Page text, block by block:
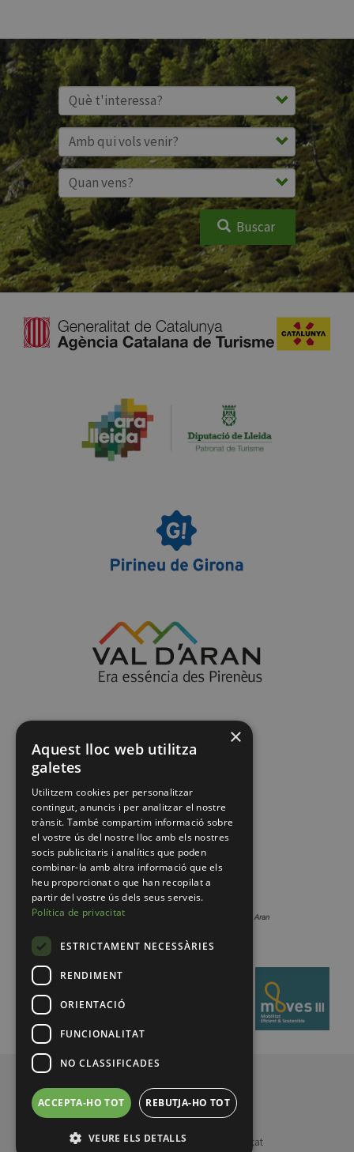
Buscar
Legal notice Política de privacitat
×
Aquest lloc web utilitza
galetes
Utilitzem cookies per personalitzar
contingut, anuncis i per analitzar el nostre
trànsit. També compartim informació sobre
el vostre ús del nostre lloc amb els nostres
socis publicitaris i analítics que poden
combinar-la amb altra informació que els
heu proporcionat o que han recopilat a
partir del vostre ús dels seus serveis.
Política de privacitat
ESTRICTAMENT NECESSÀRIES
RENDIMENT
ORIENTACIÓ
FUNCIONALITAT
NO CLASSIFICADES
ACCEPTA-HO TOT REBUTJA-HO TOT
VEURE ELS DETALLS